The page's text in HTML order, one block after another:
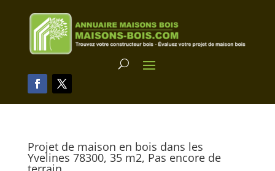
Projet de maison en bois dans les
Yvelines 78300, 35 m2, Pas encore de